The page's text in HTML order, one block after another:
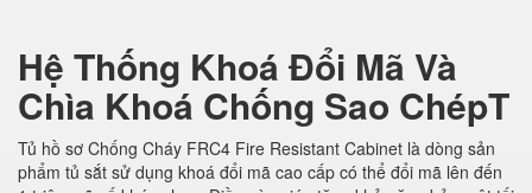
Hệ Thống Khoá Đổi Mã Và
Chìa Khoá Chống Sao ChépT
Tủ hồ sơ Chống Cháy FRC4 Fire Resistant Cabinet là dòng sản
phẩm tủ sắt sử dụng khoá đổi mã cao cấp có thể đổi mã lên đến